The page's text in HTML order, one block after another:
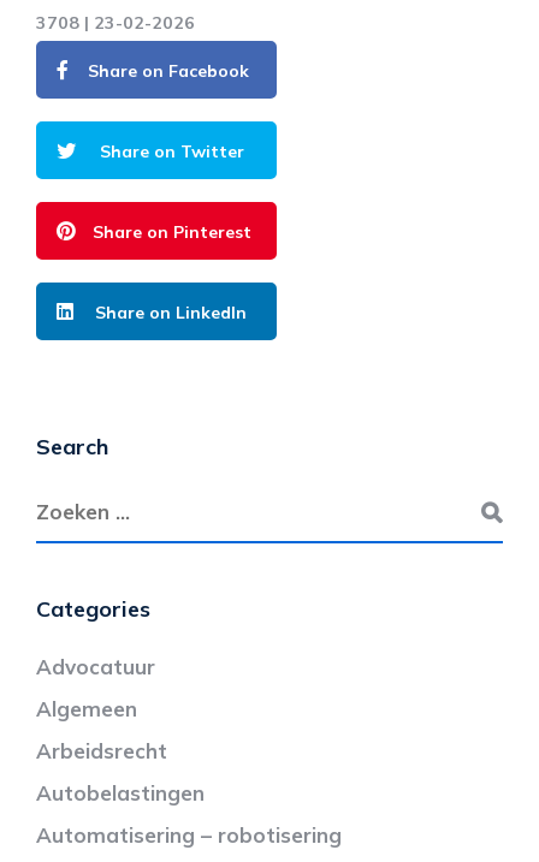
3708 | 23-02-2026
Share on Facebook
Share on Twitter
Share on Pinterest
Share on LinkedIn
Search
Categories
Advocatuur
Algemeen
Arbeidsrecht
Autobelastingen
Automatisering – robotisering